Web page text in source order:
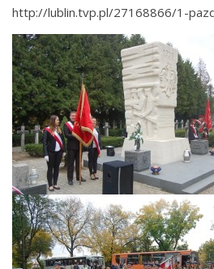
http://lublin.tvp.pl/27168866/1-